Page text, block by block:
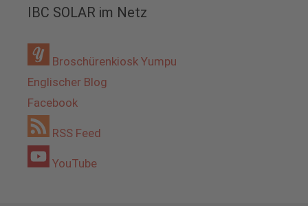
IBC SOLAR im Netz
Broschürenkiosk Yumpu
Englischer Blog
Facebook
RSS Feed
YouTube